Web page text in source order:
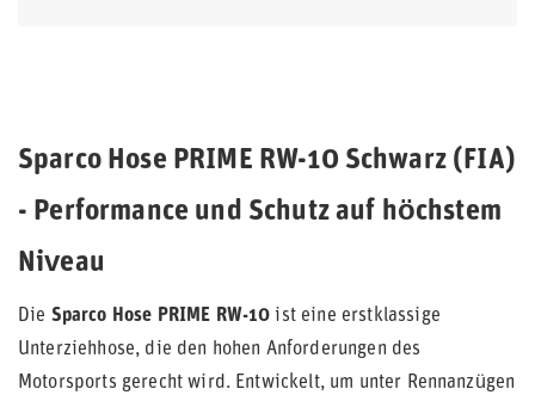
Sparco Hose PRIME RW-10 Schwarz (FIA)
- Performance und Schutz auf höchstem
Niveau
Die Sparco Hose PRIME RW-10 ist eine erstklassige
Unterziehhose, die den hohen Anforderungen des
Motorsports gerecht wird. Entwickelt, um unter Rennanzügen